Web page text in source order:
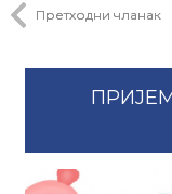
Претходни чланак